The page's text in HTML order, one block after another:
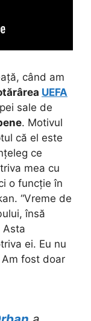
când am
UEFA
sale de
. Motivul
că el este
ce
mea cu
o funcție în
“Vreme de
însă
Asta
ei. Eu nu
fost doar